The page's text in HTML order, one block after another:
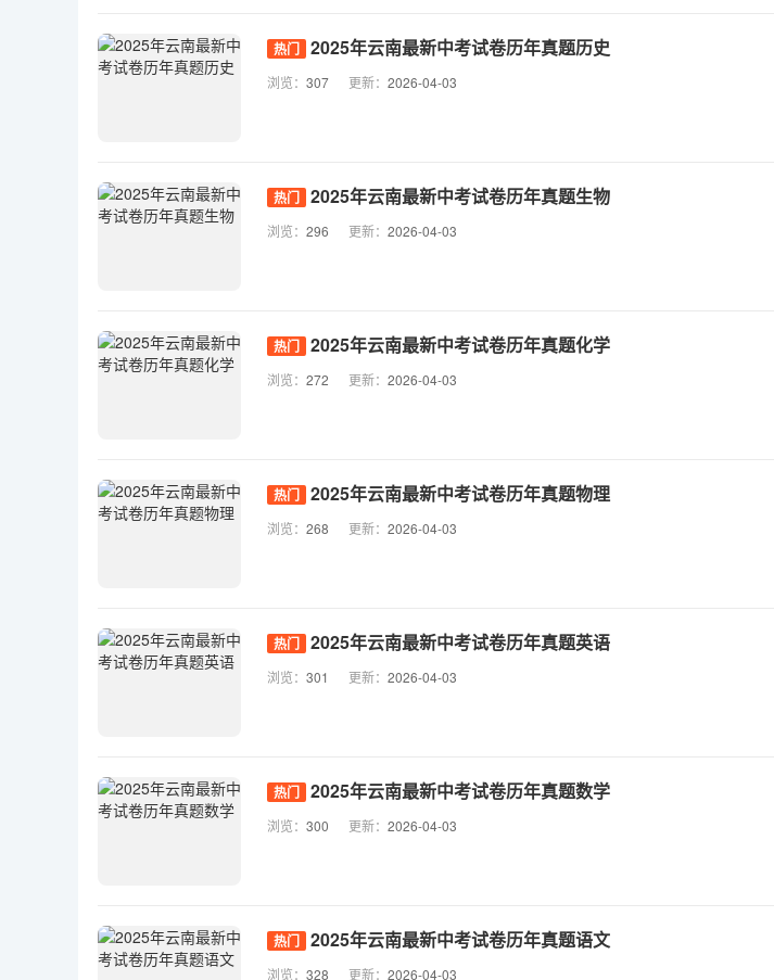
热门 2025年云南最新中考试卷历年真题历史
浏览： 307 更新： 2026-04-03
热门 2025年云南最新中考试卷历年真题生物
浏览： 296 更新： 2026-04-03
热门 2025年云南最新中考试卷历年真题化学
浏览： 272 更新： 2026-04-03
热门 2025年云南最新中考试卷历年真题物理
浏览： 268 更新： 2026-04-03
热门 2025年云南最新中考试卷历年真题英语
浏览： 301 更新： 2026-04-03
热门 2025年云南最新中考试卷历年真题数学
浏览： 300 更新： 2026-04-03
热门 2025年云南最新中考试卷历年真题语文
浏览： 328 更新： 2026-04-03